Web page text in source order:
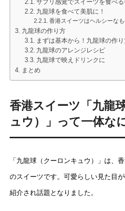
サプリ感覚でスイーツを食べる
九龍球を食べて美肌に！
香港スイーツはヘルシーなも
九龍球の作り方
まずは基本から！九龍球の作
九龍球のアレンジレシピ
九龍球で映えドリンクに
まとめ
香港スイーツ「九龍
ュウ）」って一体な
「九龍球（クーロンキュウ）」は、
のスイーツです。可愛らしい見た目
紹介され話題となりました。